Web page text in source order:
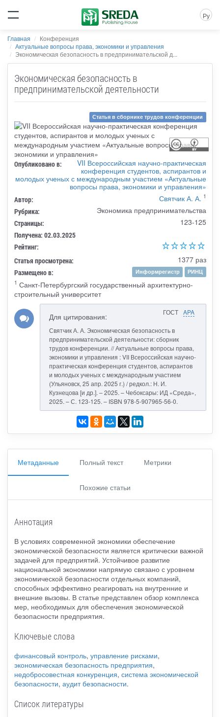
Ру
Главная
Конференция
Актуальные вопросы права, экономики и управления
Экономическая безопасность в предпринимательской д...
Экономическая безопасность в
предпринимательской деятельности
Статья в сборнике трудов конференции
Опубликовано в:
VII Всероссийская научно-практическая
конференция студентов, аспирантов и
молодых ученых с международным участием «Актуальные
вопросы права, экономики и управления»
Автор: Святчик А. А. 1
Рубрика: Экономика предпринимательства
Страницы: 123-125
Получена: 02.03.2025
Рейтинг:
Статья просмотрена:
1377 раз
Размещено в: Информрегистр
РИНЦ
1 Санкт-Петербургский государственный архитектурно-
строительный университет
ГОСТ APA
Для цитирования:
Святчик А. А. Экономическая безопасность в
предпринимательской деятельности: сборник
трудов конференции. // Актуальные вопросы права,
экономики и управления : VII Всероссийская научно-
практическая конференция студентов, аспирантов
и молодых ученых с международным участием
(Ульяновск, 25 апр. 2025 г.) / редкол.: Н. И.
Кузнецова [и др.]. – 2025. – Чебоксары: ИД «Среда»,
2025. – С. 123-125. – ISBN 978-5-907965-56-0.
Метаданные Полный текст Метрики
Похожие статьи
Аннотация
В условиях современной экономики обеспечение
экономической безопасности является критически важной
задачей для предприятий. Устойчивое развитие
национальной экономики напрямую связано с уровнем
экономической безопасности отдельных компаний,
способных эффективно реагировать на внутренние и
внешние вызовы. В статье представлен обзор комплекса
мер, необходимых для обеспечения экономической
безопасности предприятия.
Ключевые слова
финансовый контроль, управление рисками,
экономическая безопасность предприятия,
недобросовестная конкуренция, система экономической
безопасности, аудит безопасности.
Список литературы